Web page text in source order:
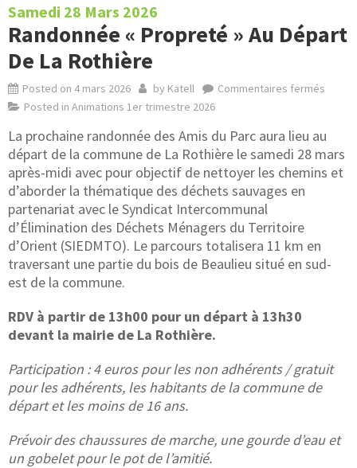
Samedi 28 Mars 2026
Randonnée « Propreté » Au Départ
De La Rothière
Posted on 4 mars 2026 by Katell
Commentaires fermés
Posted in Animations 1er trimestre 2026
La prochaine randonnée des Amis du Parc aura lieu au
départ de la commune de La Rothière le samedi 28 mars
après-midi avec pour objectif de nettoyer les chemins et
d’aborder la thématique des déchets sauvages en
partenariat avec le Syndicat Intercommunal
d’Élimination des Déchets Ménagers du Territoire
d’Orient (SIEDMTO). Le parcours totalisera 11 km en
traversant une partie du bois de Beaulieu situé en sud-
est de la commune.
RDV à partir de 13h00 pour un départ à 13h30
devant la mairie de La Rothière.
Participation : 4 euros pour les non adhérents / gratuit
pour les adhérents, les habitants de la commune de
départ et les moins de 16 ans.
Prévoir des chaussures de marche, une gourde d’eau et
un gobelet pour le pot de l’amitié.